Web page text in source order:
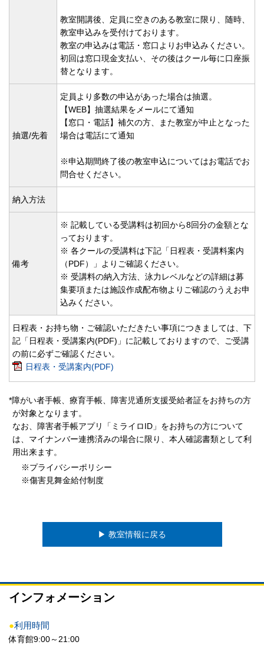
教室開講後、定員に空きのある教室に限り、随時、
教室申込みを受付けております。
教室の申込みは電話・窓口よりお申込みください。
初回は窓口現金支払い、その後はクール毎に口座振
替となります。
抽選/先着
定員より多数の申込があった場合は抽選。
【WEB】抽選結果をメールにて通知
【窓口・電話】補欠の方、また教室が中止となった
場合は電話にて通知
※申込期間終了後の教室申込についてはお電話でお
問合せください。
納入方法
備考
※ 記載している受講料は初回から8回分の金額とな
っております。
※ 各クールの受講料は下記「日程表・受講料案内
（PDF）」よりご確認ください。
※ 受講料の納入方法、泳力レベルなどの詳細は募
集要項または施設作成配布物よりご確認のうえお申
込みください。
日程表・お持ち物・ご確認いただきたい事項につきましては、下
記「日程表・受講案内(PDF)」に記載しておりますので、ご受講
の前に必ずご確認ください。
日程表・受講案内(PDF)
*障がい者手帳、療育手帳、障害児通所支援受給者証をお持ちの方
が対象となります。
なお、障害者手帳アプリ「ミライロID」をお持ちの方について
は、マイナンバー連携済みの場合に限り、本人確認書類として利
用出来ます。
※プライバシーポリシー
※傷害見舞金給付制度
▶︎ 教室情報に戻る
インフォメーション
●利用時間
体育館9:00～21:00